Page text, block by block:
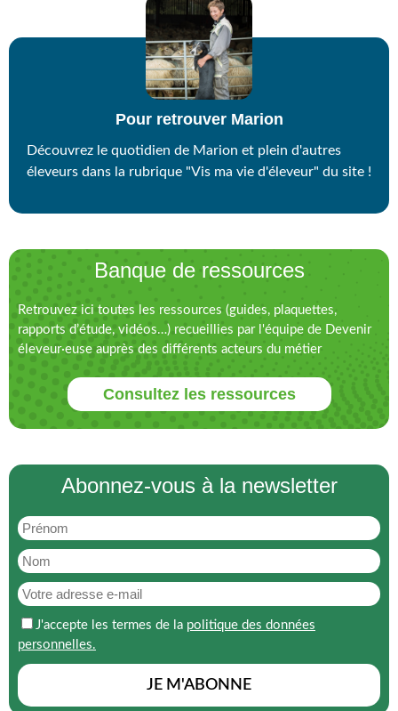
Pour retrouver Marion
Découvrez le quotidien de Marion et plein d'autres
éleveurs dans la rubrique "Vis ma vie d'éleveur" du site !
Banque de ressources
Retrouvez ici toutes les ressources (guides, plaquettes,
rapports d’étude, vidéos…) recueillies par l'équipe de Devenir
éleveur·euse auprès des différents acteurs du métier
Consultez les ressources
Abonnez-vous à la newsletter
J'accepte les termes de la politique des données
personnelles.